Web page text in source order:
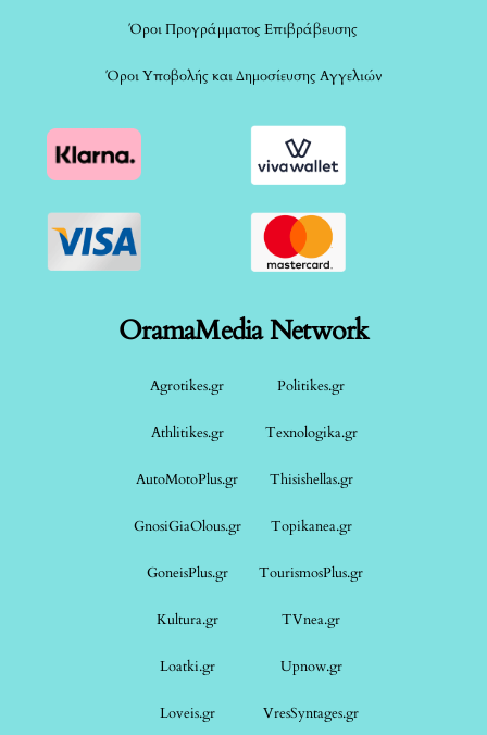
Όροι Προγράμματος Επιβράβευσης
Όροι Υποβολής και Δημοσίευσης Αγγελιών
OramaMedia Network
Agrotikes.gr Politikes.gr
Athlitikes.gr Texnologika.gr
AutoMotoPlus.gr Thisishellas.gr
GnosiGiaOlous.gr Topikanea.gr
GoneisPlus.gr TourismosPlus.gr
Kultura.gr TVnea.gr
Loatki.gr Upnow.gr
Loveis.gr VresSyntages.gr